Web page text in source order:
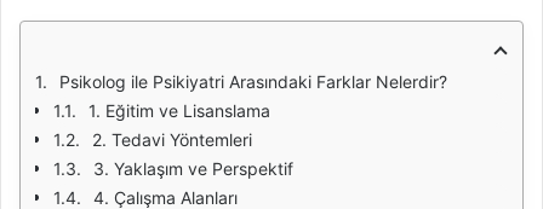
Psikolog ile Psikiyatri Arasındaki Farklar Nelerdir?
1. Eğitim ve Lisanslama
2. Tedavi Yöntemleri
3. Yaklaşım ve Perspektif
4. Çalışma Alanları